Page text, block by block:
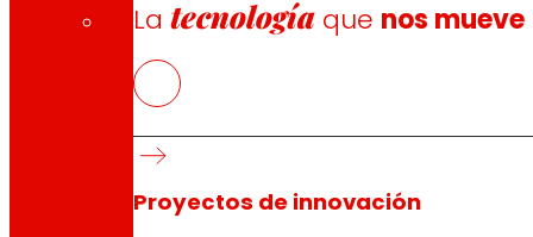
Latecnología que nos mueve
Proyectos de innovación